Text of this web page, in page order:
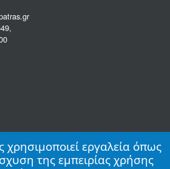
Δεδομένων Προσωπικού
χρησιμοποιεί εργαλεία όπως
της εμπειρίας χρήσης